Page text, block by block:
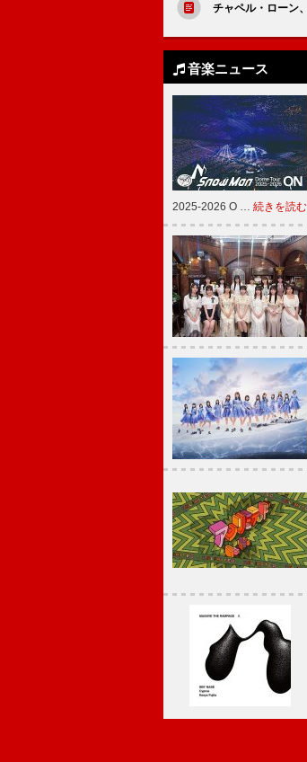
チャペル・ローン
音楽ニュース
2025-2026 O … 続きを読む